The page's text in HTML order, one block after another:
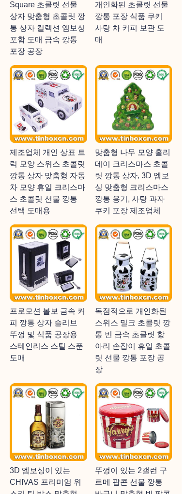
Square 초콜릿 선물
상자 맞춤형 초콜릿 깡
통 상자 컬렉션 엠보싱
포함 도매 금속 깡통
포장 공장
개인화된 초콜릿 선물
깡통 포장 식품 쿠키
사탕 차 커피 보관 도
매
제조업체 개인 상표 트
럭 모양 스위스 초콜릿
깡통 상자 맞춤형 자동
차 모양 휴일 크리스마
스 초콜릿 선물 깡통
선택 도매용
맞춤형 나무 모양 홀리
데이 크리스마스 초콜
릿 깡통 상자, 3D 엠보
싱 맞춤형 크리스마스
깡통 용기, 사탕 과자
쿠키 포장 제조업체
프로모션 볼보 금속 커
피 깡통 상자 슬리브
뚜껑 및 식품 공장용
스테인리스 스틸 스푼
도매
독점적으로 개인화된
스위스 밀크 초콜릿 깡
통 빈 금속 초콜릿 항
아리 손잡이 휴일 초콜
릿 선물 깡통 포장 공
장
3D 엠보싱이 있는
CHIVAS 프리미엄 위
뚜껑이 있는 2갤런 구
르메 팝콘 선물 깡통